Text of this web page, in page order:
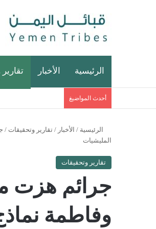
الرئيسية الأخبار
أحدث المواضيغ
الرئيسية / الأخبار / تقارير وتحقيقات /
المليشيات
تقارير وتحقيقات
جرائم هزت
وفاطمة